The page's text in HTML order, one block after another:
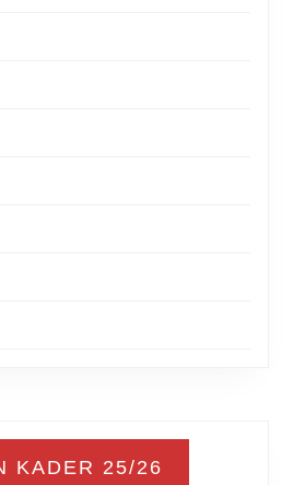
KADER 25/26